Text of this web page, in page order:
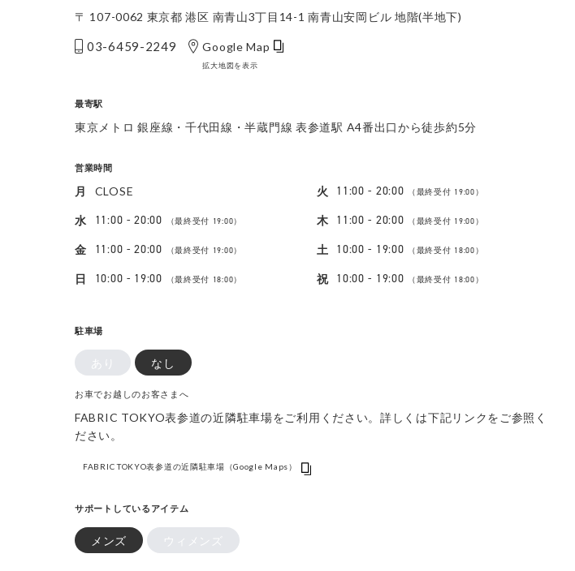
〒 107-0062 東京都 港区 南青山3丁目14-1 南青山安岡ビル 地階(半地下)
03-6459-2249 Google Map
拡大地図を表示
最寄駅
東京メトロ 銀座線・千代田線・半蔵門線 表参道駅 A4番出口から徒歩約5分
営業時間
月 CLOSE 火 11:00 - 20:00 （最終受付 19:00）
水 11:00 - 20:00 （最終受付 19:00） 木 11:00 - 20:00 （最終受付 19:00）
金 11:00 - 20:00 （最終受付 19:00） 土 10:00 - 19:00 （最終受付 18:00）
日 10:00 - 19:00 （最終受付 18:00） 祝 10:00 - 19:00 （最終受付 18:00）
駐車場
あり なし
お車でお越しのお客さまへ
FABRIC TOKYO表参道の近隣駐車場をご利用ください。詳しくは下記リンクをご参照く
ださい。
FABRIC TOKYO表参道の近隣駐車場（Google Maps）
サポートしているアイテム
メンズ ウィメンズ